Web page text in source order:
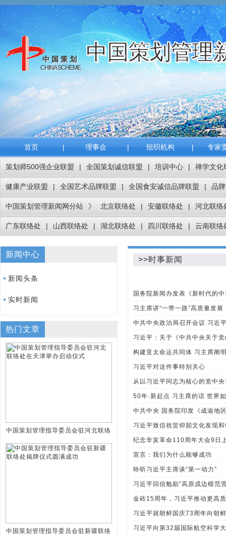
中国策划管理
中国策划
CHINA SCHEME
首页 | 理事会 | 组织机构 | 专家
策划师500强企业联盟 | 全国策划诚信联盟 | 培训中心 | 禅学文化
健康产业联盟 | 全国艺术品牌联盟 | 全国食安诚信品牌联盟 | 品
中国策划管理新闻网分站 》 北京联络处 | 安徽联络处 | 河北联络
广东联络处 | 山西联络处 | 湖北联络处 | 四川联络处 | 云南联络
新闻中心
新闻头条
实时新闻
热门文章
中国策划管理指导委员会驻河北联络
中国策划管理指导委员会驻新疆联络
>>时事新闻
国务院新闻办发表《新时代的
习主席讲“一带一路”高质量发
中共中央政治局召开会议 习近
习近平：关于《中共中央关于
构建亚太命运共同体 习主席阐
习近平对这件事特别关心
从以习近平同志为核心的党中
50年·新起点 习主席的话 世界
中共中央 国务院印发《成渝地
习近平致信祝贺仰韶文化发现
纪念辛亥革命110周年大会9日
宣言：我们为什么能够成功
聆听习近平主席谈“第一动力”
习近平回信勉励“高原戍边模范
金砖15周年，习近平推动更高
习近平就朝鲜国庆73周年向朝
习近平向第32届国际航空科学